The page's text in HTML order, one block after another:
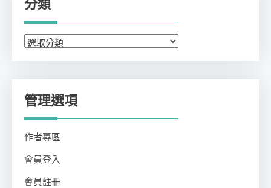
分類
分
管理選項
作者專區
會員登入
會員註冊